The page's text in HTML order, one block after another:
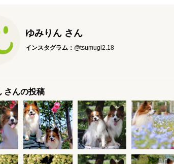
ゆみりん さん
インスタグラム： @tsumugi2.18
さんの投稿